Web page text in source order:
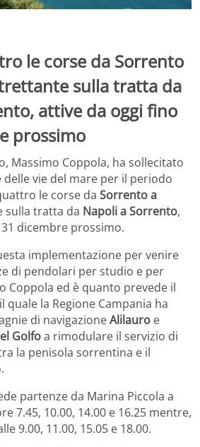
le corse da Sorrento
sulla tratta da
attive da oggi fino
prossimo
Massimo Coppola, ha sollecitato
delle vie del mare per il periodo
le corse da Sorrento a
sulla tratta da Napoli a Sorrento,
dicembre prossimo.
implementazione per venire
di pendolari per studio e per
Coppola ed è quanto prevede il
la Regione Campania ha
di navigazioneAlilauro e
Golfoa rimodulare il servizio di
la penisola sorrentina e il
partenze da Marina Piccola a
7.45, 10.00, 14.00 e 16.25 mentre,
9.00, 11.00, 15.05 e 18.00.